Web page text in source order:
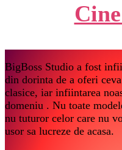
BigBoss Studio a fost
din dorinta de a oferi
clasice, iar infiintarea
domeniu . Nu toate
nu tuturor celor care nu
usor sa lucreze de acasa.